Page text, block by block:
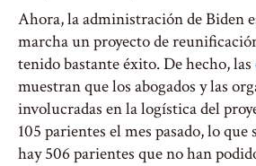
Ahora, la administración de Biden
marcha un proyecto de
tenido bastante éxito. De hecho, las
muestran que los abogados y las
involucradas en la logística del
105 parientes el mes pasado, lo
hay 506 parientes que no han